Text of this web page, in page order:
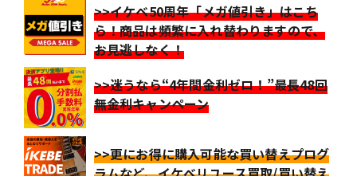
>>イケベ50周年「メガ値引き」はこち
ら！商品は頻繁に入れ替わりますので、
お見逃しなく！
>>迷うなら“4年間金利ゼロ！”最長48回
無金利キャンペーン
>>更にお得に購入可能な買い替えプログ